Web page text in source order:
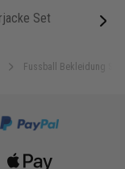
Fussball Bekleidung Set
Set